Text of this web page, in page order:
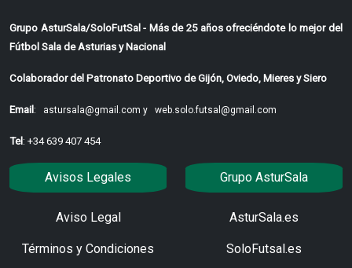
Grupo AsturSala/SoloFutSal - Más de 25 años ofreciéndote lo mejor del
Fútbol Sala de Asturias y Nacional
Colaborador del Patronato Deportivo de Gijón, Oviedo, Mieres y Siero
Email: astursala@gmail.com y web.solo.futsal@gmail.com
Tel: +34 639 407 454
Avisos Legales
Aviso Legal
Términos y Condiciones
Grupo AsturSala
AsturSala.es
SoloFutsal.es